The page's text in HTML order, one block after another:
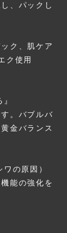
、パックし
ク、肌ケア
ク使用
。バブルバ
金バランス
の原因）
能の強化を